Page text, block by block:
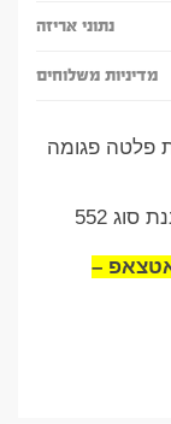
נתוני אריזה
מדיניות משלוחים
פלטה פגומה
–